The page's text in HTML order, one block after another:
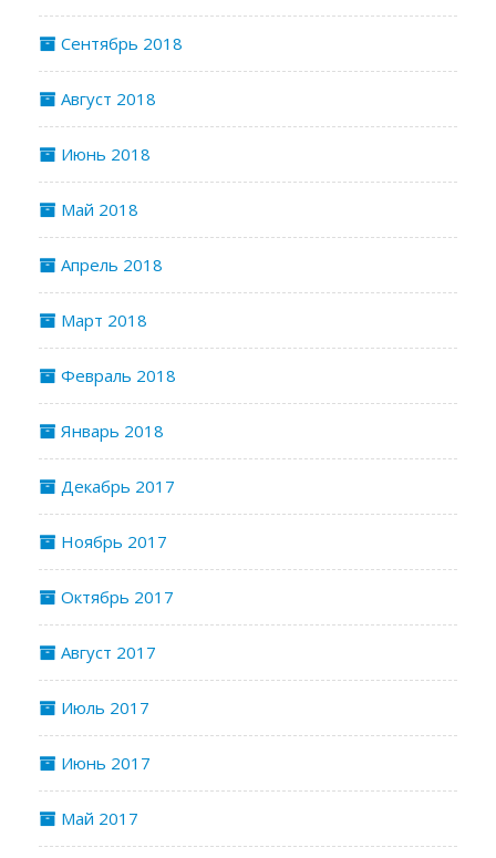
Сентябрь 2018
Август 2018
Июнь 2018
Май 2018
Апрель 2018
Март 2018
Февраль 2018
Январь 2018
Декабрь 2017
Ноябрь 2017
Октябрь 2017
Август 2017
Июль 2017
Июнь 2017
Май 2017